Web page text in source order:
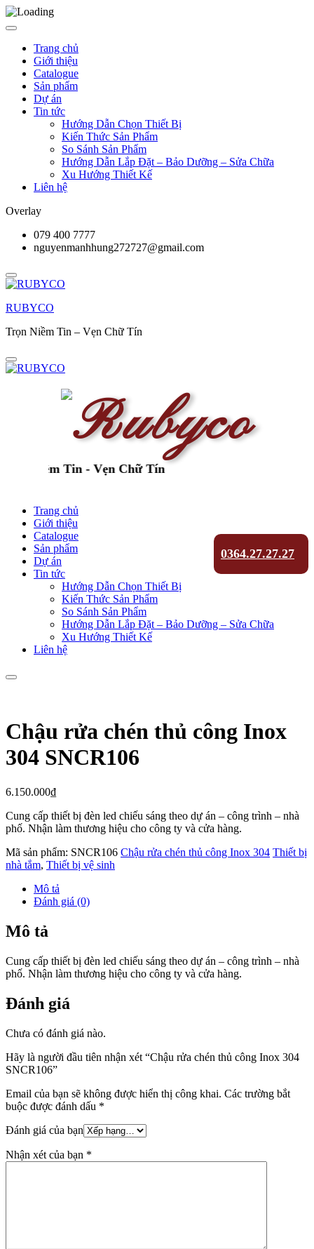
Trang chủ
Giới thiệu
Catalogue
Sản phẩm
Dự án
Tin tức
Hướng Dẫn Chọn Thiết Bị
Kiến Thức Sản Phẩm
So Sánh Sản Phẩm
Hướng Dẫn Lắp Đặt – Bảo Dưỡng – Sửa Chữa
Xu Hướng Thiết Kế
Liên hệ
Overlay
079 400 7777
nguyenmanhhung272727@gmail.com
RUBYCO
Trọn Niềm Tin – Vẹn Chữ Tín
Niềm Tin - Vẹn Chữ Tín
0364.27.27.27
Trang chủ
Giới thiệu
Catalogue
Sản phẩm
Dự án
Tin tức
Hướng Dẫn Chọn Thiết Bị
Kiến Thức Sản Phẩm
So Sánh Sản Phẩm
Hướng Dẫn Lắp Đặt – Bảo Dưỡng – Sửa Chữa
Xu Hướng Thiết Kế
Liên hệ
Chậu rửa chén thủ công Inox
304 SNCR106
6.150.000₫
Cung cấp thiết bị đèn led chiếu sáng theo dự án – công trình – nhà
phố. Nhận làm thương hiệu cho công ty và cửa hàng.
Mã sản phẩm: SNCR106 Chậu rửa chén thủ công Inox 304 Thiết bị
nhà tắm, Thiết bị vệ sinh
Mô tả
Đánh giá (0)
Mô tả
Cung cấp thiết bị đèn led chiếu sáng theo dự án – công trình – nhà
phố. Nhận làm thương hiệu cho công ty và cửa hàng.
Đánh giá
Chưa có đánh giá nào.
Hãy là người đầu tiên nhận xét “Chậu rửa chén thủ công Inox 304
SNCR106”
Email của bạn sẽ không được hiển thị công khai. Các trường bắt
buộc được đánh dấu *
Đánh giá của bạn
Nhận xét của bạn *